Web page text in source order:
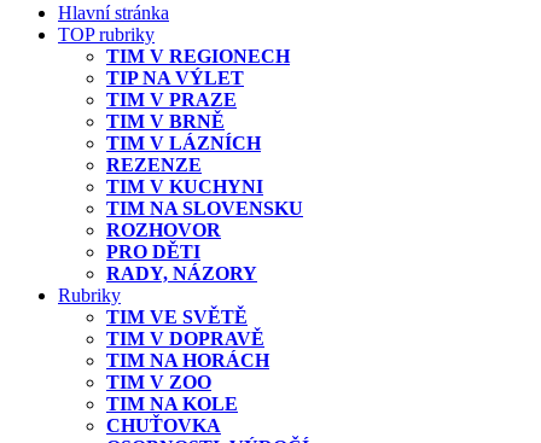
Hlavní stránka
TOP rubriky
TIM V REGIONECH
TIP NA VÝLET
TIM V PRAZE
TIM V BRNĚ
TIM V LÁZNÍCH
REZENZE
TIM V KUCHYNI
TIM NA SLOVENSKU
ROZHOVOR
PRO DĚTI
RADY, NÁZORY
Rubriky
TIM VE SVĚTĚ
TIM V DOPRAVĚ
TIM NA HORÁCH
TIM V ZOO
TIM NA KOLE
CHUŤOVKA